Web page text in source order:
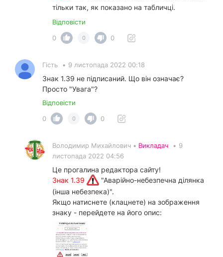
тільки так, як показано на табличці.
Відповісти
0
0 0
Гість • 9 листопада 2022 00:18
Знак 1.39 не підписаний. Що він означає?
Просто "Увага"?
Відповісти
0
0 0
Володимир Михайлович • Викладач • 9
листопада 2022 04:56
Це прогалина редактора сайту!
Знак 1.39
"Аварійно-небезпечна ділянка
(інша небезпека)".
Якщо натиснете (клацнете) на зображення
знаку - перейдете на його опис: